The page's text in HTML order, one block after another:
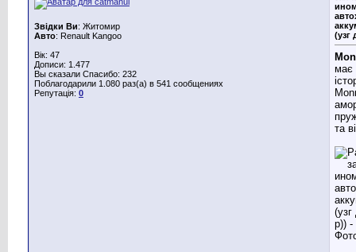
Звідки Ви: Житомир
Авто: Renault Kangoo
Вік: 47
Дописи: 1.477
Вы сказали Спасибо: 232
Поблагодарили 1.080 раз(а) в 541 сообщениях
Репутація: 0
(узг
має
та